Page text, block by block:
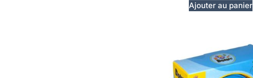
Ajouter au panier